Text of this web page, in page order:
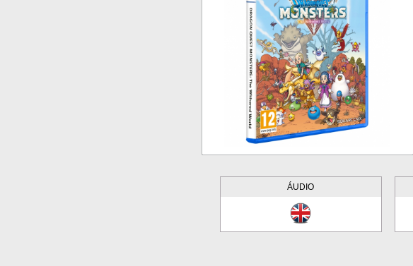
ÁUDIO